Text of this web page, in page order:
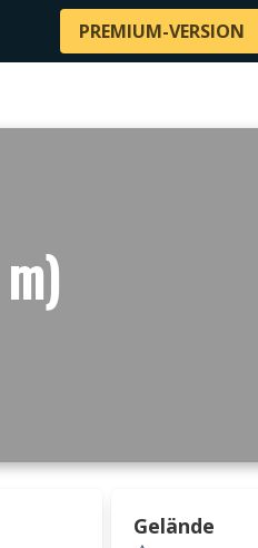
PREMIUM-VERSION
Gelände